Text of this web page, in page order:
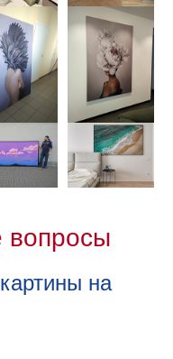
вопросы
на